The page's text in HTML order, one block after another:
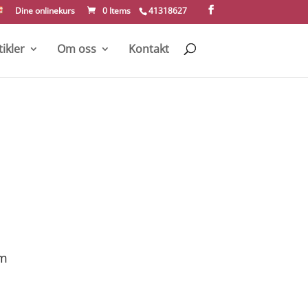
41318627
Dine onlinekurs 0 Items
Om oss Kontakt